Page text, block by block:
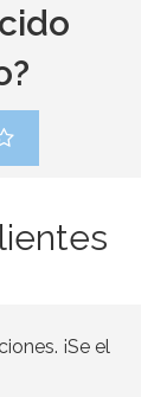
¡Se el